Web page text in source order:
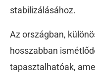
stabilizálásához.
Az országban,
hosszabban
tapasztalhatóak,